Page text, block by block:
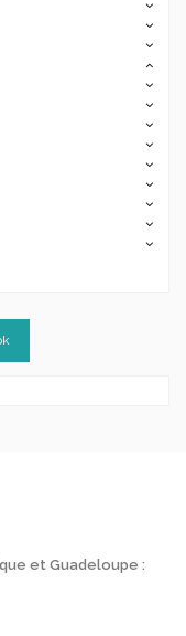
et Guadeloupe :